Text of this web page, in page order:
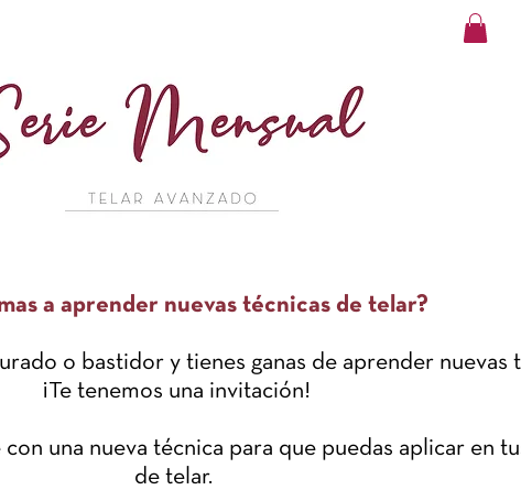
a aprender nuevas técnicas de telar?
o bastidor y tienes ganas de aprender nuevas
¡Te tenemos una invitación!
con una nueva técnica para que puedas aplicar en
de telar.